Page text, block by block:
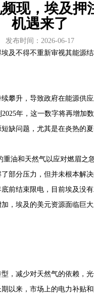
现，埃及押
机遇来了
发布时间：2026-06-17
及不得不重新审视其能源
攀升，导致政府在能源供
年，这一数字将再增加数
缺问题，尤其是在炎热的
油和天然气以应对燃眉之
部分压力，但并未根本解决
前结束限电，目前埃及没
，埃及的美元资源面临巨
，减少对天然气的依赖，
以来，市场上的电力补贴